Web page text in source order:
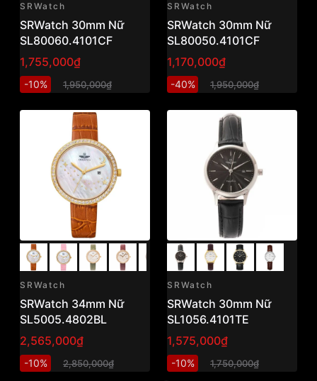
SRWatch
SRWatch 30mm Nữ
SL80060.4101CF
1,755,000₫
-10% 1,950,000₫
SRWatch
SRWatch 30mm Nữ
SL80050.4101CF
1,170,000₫
-40% 1,950,000₫
SRWatch
SRWatch 34mm Nữ
SL5005.4802BL
2,565,000₫
-10% 2,850,000₫
SRWatch
SRWatch 30mm Nữ
SL1056.4101TE
1,575,000₫
-10% 1,750,000₫